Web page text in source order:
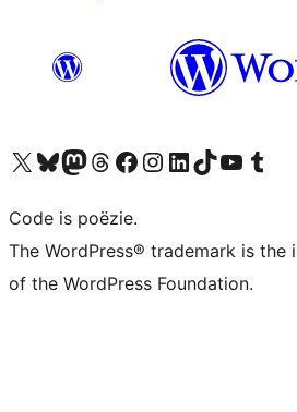
Bezoek ons X (voorheen Twitter) account
Bezoek ons Bluesky account
Bezoek ons Mastodon account
Bezoek ons Threads account
Onze Facebook pagina bezoeken
Bezoek ons Instagram account
Bezoek ons LinkedIn account
Bezoek ons TikTok account
Bezoek ons YouTube kanaal
Bezoek ons
Code is poëzie.
The WordPress® trademark is
of the WordPress Foundation.